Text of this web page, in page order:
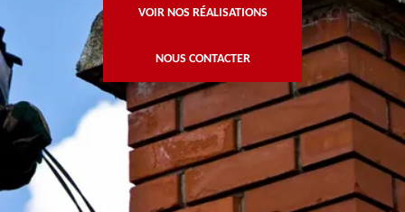
VOIR NOS RÉALISATIONS
NOUS CONTACTER